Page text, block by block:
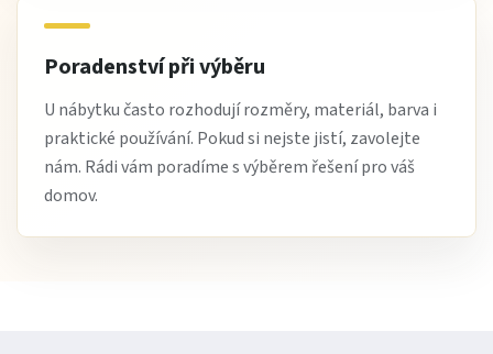
Poradenství při výběru
U nábytku často rozhodují rozměry, materiál, barva i
praktické používání. Pokud si nejste jistí, zavolejte
nám. Rádi vám poradíme s výběrem řešení pro váš
domov.